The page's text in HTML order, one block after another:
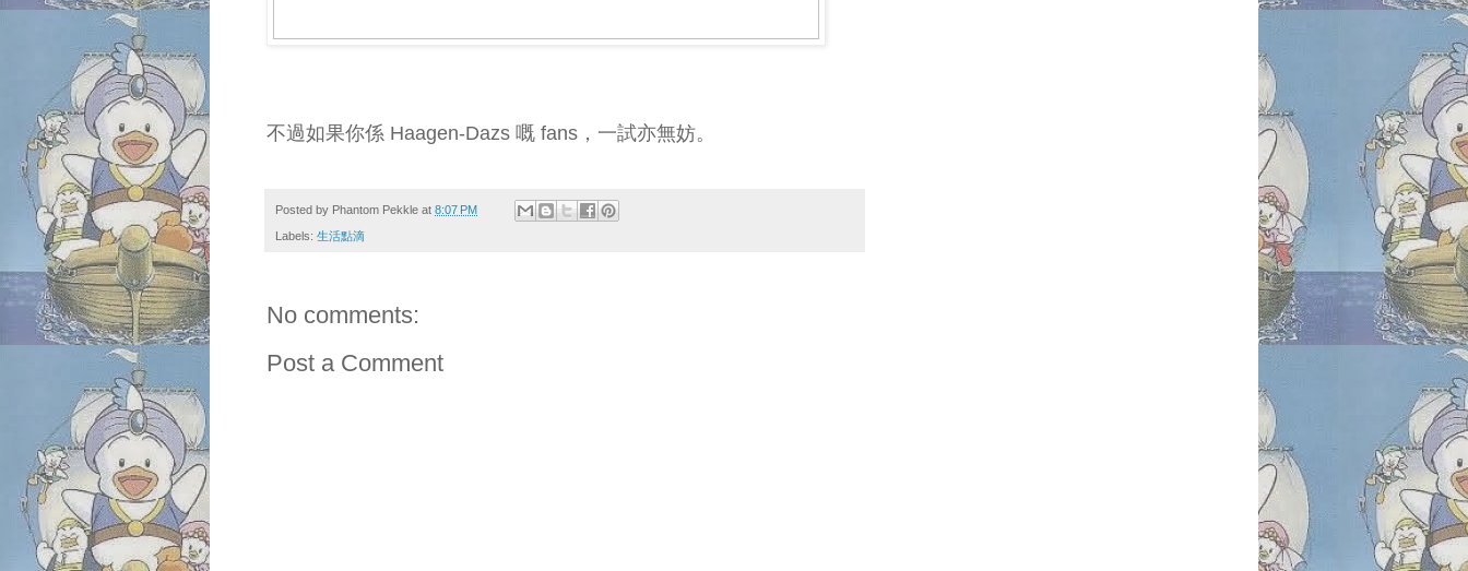
不過如果你係 Haagen-Dazs 嘅 fans，一試亦無妨。
Posted by Phantom Pekkle at 8:07 PM
Labels: 生活點滴
No comments:
Post a Comment